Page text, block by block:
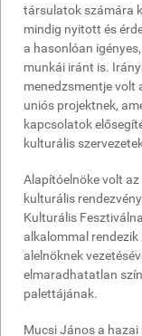
társulatok számára
mindig nyitott és
a hasonlóan
munkái iránt is.
menedzsmentje volt
uniós projektnek,
kapcsolatok
kulturális
Alapítóelnöke volt
kulturális
Kulturális
alkalommal rendezik
alelnöknek
elmaradhatatlan
palettájának.
Mucsi János a